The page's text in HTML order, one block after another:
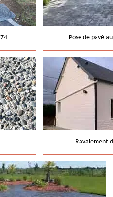
Pose de pavé
Ravalement